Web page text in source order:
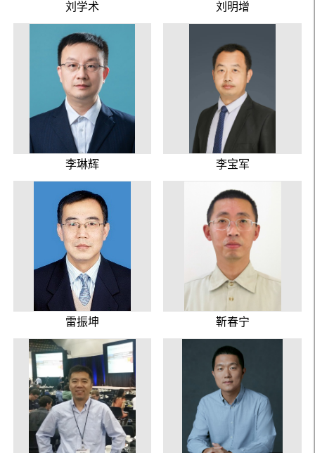
刘学术 刘明增
李琳辉 李宝军
雷振坤 靳春宁